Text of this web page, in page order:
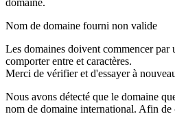
Nom de domaine fourni non valide
Les domaines doivent commencer par
comporter entre et caractères.
Merci de vérifier et d'essayer à
Nous avons détecté que le domaine
nom de domaine international. Afin